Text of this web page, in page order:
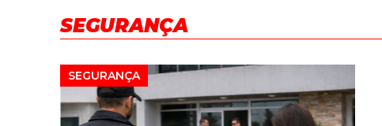
SEGURANÇA
SEGURANÇA